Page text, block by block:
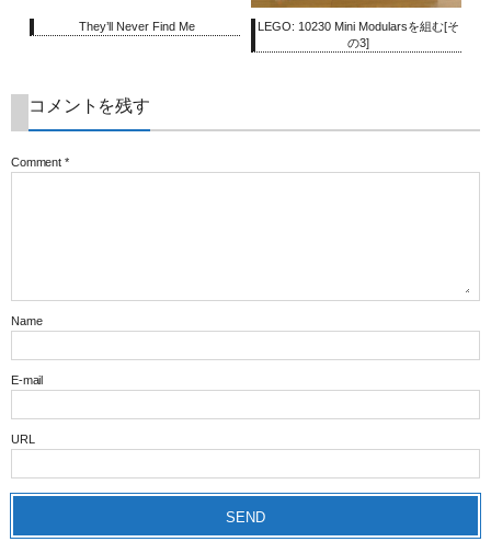
They’ll Never Find Me
LEGO: 10230 Mini Modularsを組む[そ
の3]
コメントを残す
Comment *
Name
E-mail
URL